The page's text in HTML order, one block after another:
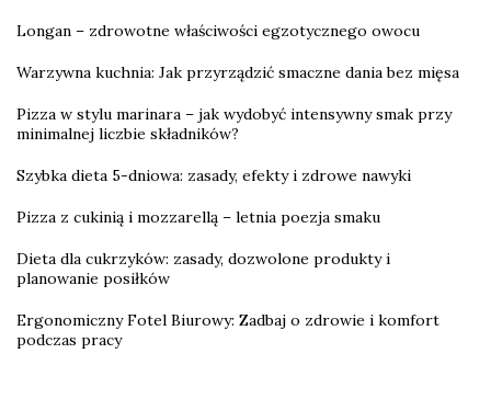
Longan – zdrowotne właściwości egzotycznego owocu
Warzywna kuchnia: Jak przyrządzić smaczne dania bez mięsa
Pizza w stylu marinara – jak wydobyć intensywny smak przy
minimalnej liczbie składników?
Szybka dieta 5-dniowa: zasady, efekty i zdrowe nawyki
Pizza z cukinią i mozzarellą – letnia poezja smaku
Dieta dla cukrzyków: zasady, dozwolone produkty i
planowanie posiłków
Ergonomiczny Fotel Biurowy: Zadbaj o zdrowie i komfort
podczas pracy